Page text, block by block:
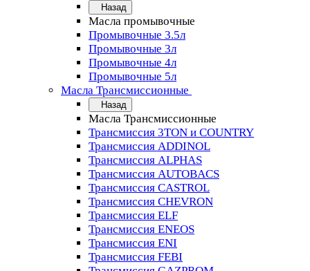
Назад
Масла промывочные
Промывочные 3.5л
Промывочные 3л
Промывочные 4л
Промывочные 5л
Масла Трансмиссионные
Назад
Масла Трансмиссионные
Трансмиссия 3TON и COUNTRY
Трансмиссия ADDINOL
Трансмиссия ALPHAS
Трансмиссия AUTOBACS
Трансмиссия CASTROL
Трансмиссия CHEVRON
Трансмиссия ELF
Трансмиссия ENEOS
Трансмиссия ENI
Трансмиссия FEBI